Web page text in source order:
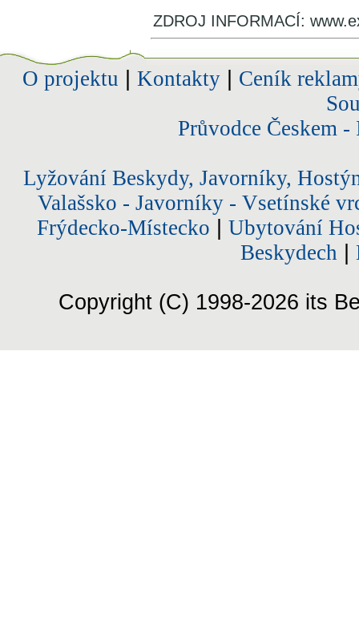
ZDROJ INFORMACÍ:
O projektu Kontakty| Ceník
Průvodce Českem
Lyžování Beskydy, Javorníky,
Valašsko - Javorníky - Vsetínské
Frýdecko-Místecko
Ubytování
Beskydech
Copyright (C) 1998-2026 its